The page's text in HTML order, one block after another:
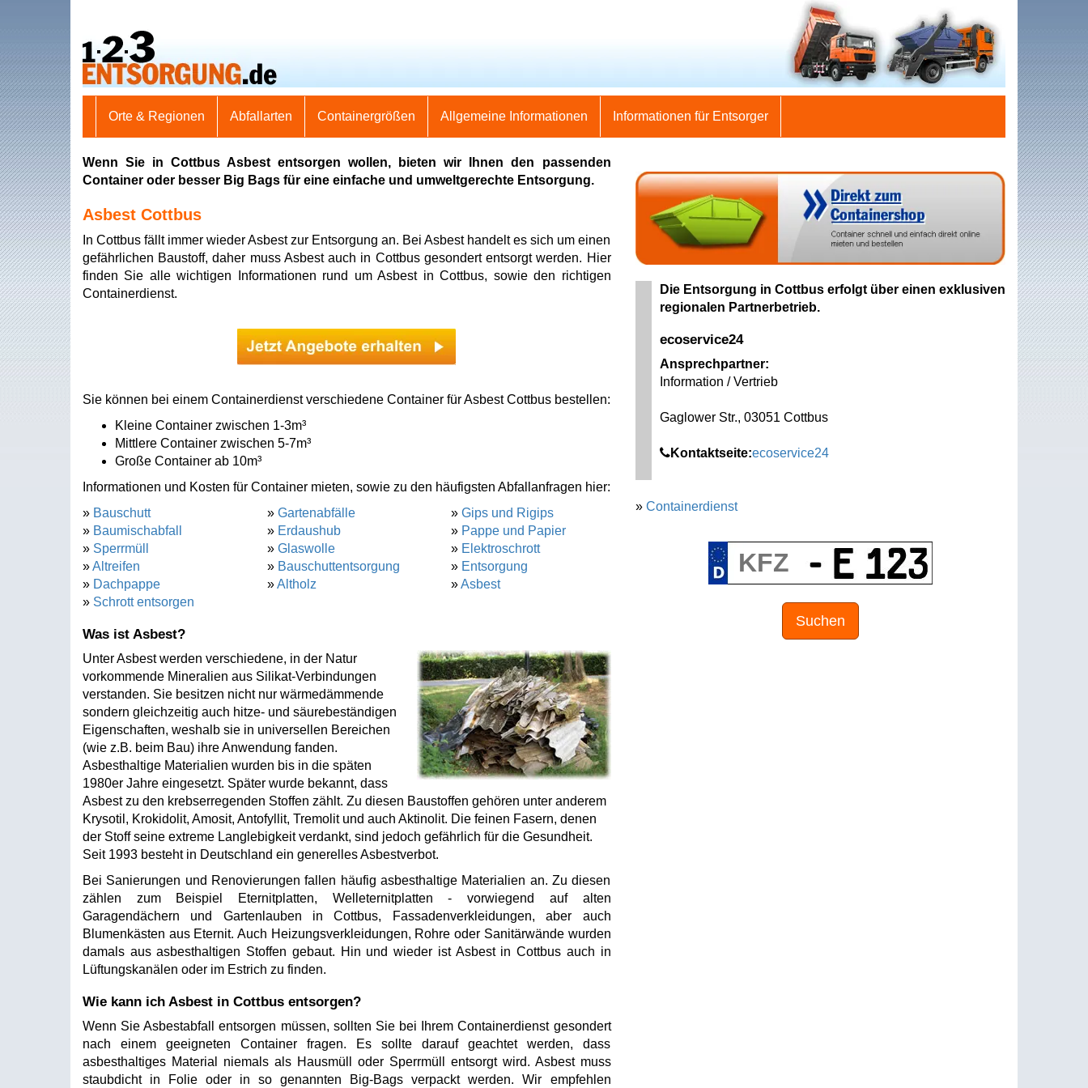
Orte & Regionen Abfallarten Containergrößen Allgemeine Informationen Informationen für Entsorger
Wenn Sie in Cottbus Asbest entsorgen wollen, bieten wir Ihnen den passenden
Container oder besser Big Bags für eine einfache und umweltgerechte Entsorgung.
Asbest Cottbus
In Cottbus fällt immer wieder Asbest zur Entsorgung an. Bei Asbest handelt es sich um einen
gefährlichen Baustoff, daher muss Asbest auch in Cottbus gesondert entsorgt werden. Hier
finden Sie alle wichtigen Informationen rund um Asbest in Cottbus, sowie den richtigen
Containerdienst.
Sie können bei einem Containerdienst verschiedene Container für Asbest Cottbus bestellen:
Kleine Container zwischen 1-3m³
Mittlere Container zwischen 5-7m³
Große Container ab 10m³
Informationen und Kosten für Container mieten, sowie zu den häufigsten Abfallanfragen hier:
» Bauschutt
» Baumischabfall
» Sperrmüll
»Altreifen
» Dachpappe
» Schrott entsorgen
» Gartenabfälle
» Erdaushub
» Glaswolle
» Bauschuttentsorgung
»Altholz
» Gips und Rigips
» Pappe und Papier
» Elektroschrott
» Entsorgung
»Asbest
Was ist Asbest?
Unter Asbest werden verschiedene, in der Natur
vorkommende Mineralien aus Silikat-Verbindungen
verstanden. Sie besitzen nicht nur wärmedämmende
sondern gleichzeitig auch hitze- und säurebeständigen
Eigenschaften, weshalb sie in universellen Bereichen
(wie z.B. beim Bau) ihre Anwendung fanden.
Asbesthaltige Materialien wurden bis in die späten
1980er Jahre eingesetzt. Später wurde bekannt, dass
Asbest zu den krebserregenden Stoffen zählt. Zu diesen Baustoffen gehören unter anderem
Krysotil, Krokidolit, Amosit, Antofyllit, Tremolit und auch Aktinolit. Die feinen Fasern, denen
der Stoff seine extreme Langlebigkeit verdankt, sind jedoch gefährlich für die Gesundheit.
Seit 1993 besteht in Deutschland ein generelles Asbestverbot.
Bei Sanierungen und Renovierungen fallen häufig asbesthaltige Materialien an. Zu diesen
zählen zum Beispiel Eternitplatten, Welleternitplatten - vorwiegend auf alten
Garagendächern und Gartenlauben in Cottbus, Fassadenverkleidungen, aber auch
Blumenkästen aus Eternit. Auch Heizungsverkleidungen, Rohre oder Sanitärwände wurden
damals aus asbesthaltigen Stoffen gebaut. Hin und wieder ist Asbest in Cottbus auch in
Lüftungskanälen oder im Estrich zu finden.
Wie kann ich Asbest in Cottbus entsorgen?
Wenn Sie Asbestabfall entsorgen müssen, sollten Sie bei Ihrem Containerdienst gesondert
nach einem geeigneten Container fragen. Es sollte darauf geachtet werden, dass
asbesthaltiges Material niemals als Hausmüll oder Sperrmüll entsorgt wird. Asbest muss
staubdicht in Folie oder in so genannten Big-Bags verpackt werden. Wir empfehlen
Die Entsorgung in Cottbus erfolgt über einen exklusiven
regionalen Partnerbetrieb.
ecoservice24
Ansprechpartner:
Information / Vertrieb
Gaglower Str., 03051 Cottbus
Kontaktseite:ecoservice24
» Containerdienst
Suchen